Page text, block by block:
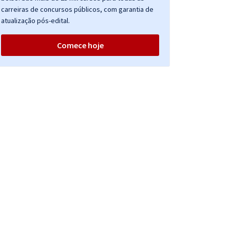
carreiras de concursos públicos, com garantia de
atualização pós-edital.
Comece hoje